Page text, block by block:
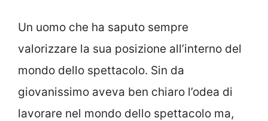
Un uomo che ha saputo sempre
valorizzare la sua posizione all’interno del
mondo dello spettacolo. Sin da
giovanissimo aveva ben chiaro l’odea di
lavorare nel mondo dello spettacolo ma,